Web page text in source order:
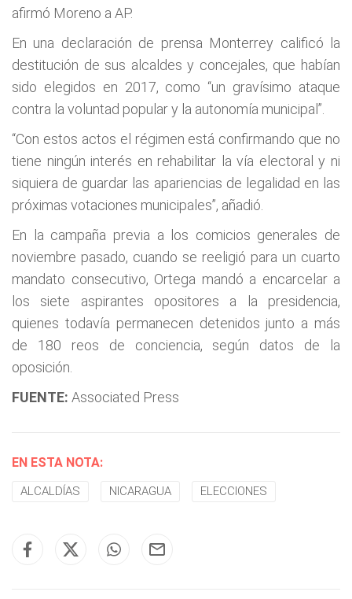
afirmó Moreno a AP.
En una declaración de prensa Monterrey calificó la
destitución de sus alcaldes y concejales, que habían
sido elegidos en 2017, como “un gravísimo ataque
contra la voluntad popular y la autonomía municipal”.
“Con estos actos el régimen está confirmando que no
tiene ningún interés en rehabilitar la vía electoral y ni
siquiera de guardar las apariencias de legalidad en las
próximas votaciones municipales”, añadió.
En la campaña previa a los comicios generales de
noviembre pasado, cuando se reeligió para un cuarto
mandato consecutivo, Ortega mandó a encarcelar a
los siete aspirantes opositores a la presidencia,
quienes todavía permanecen detenidos junto a más
de 180 reos de conciencia, según datos de la
oposición.
FUENTE: Associated Press
EN ESTA NOTA:
ALCALDÍAS NICARAGUA ELECCIONES